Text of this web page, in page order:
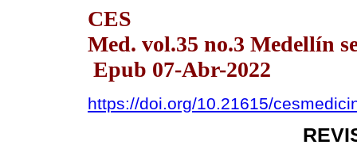
CES
Med. vol.35 no.3 Medellín
Epub 07-Abr-2022
https://doi.org/10.21615/